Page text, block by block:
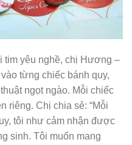
tim yêu nghề, chị Hương –
từng chiếc bánh quy,
ngọt ngào. Mỗi chiếc
riêng. Chị chia sẻ: “Mỗi
tôi như cảm nhận được
sinh. Tôi muốn mang